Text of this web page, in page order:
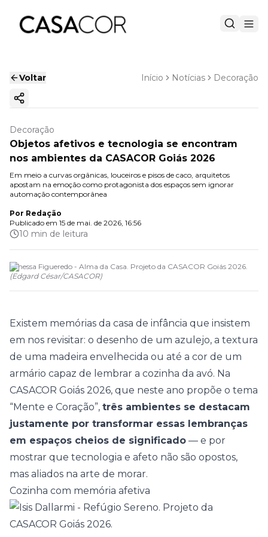
Voltar Início Notícias Decoração
Copiar link
Decoração
Objetos afetivos e tecnologia se encontram
nos ambientes da CASACOR Goiás 2026
Em meio a curvas orgânicas, louceiros e pisos de caco, arquitetos
apostam na emoção como protagonista dos espaços sem ignorar
automação contemporânea
Por Redação
Publicado em 15 de mai. de 2026, 16:56
10 min de leitura
Vanessa Figueredo - Alma da Casa. Projeto da CASACOR Goiás 2026.
(Edgard César/CASACOR)
Existem memórias da casa de infância que insistem
em nos revisitar: o desenho de um azulejo, a textura
de uma madeira envelhecida ou até a cor de um
armário capaz de lembrar a cozinha da avó. Na
CASACOR Goiás 2026, que neste ano propõe o tema
“Mente e Coração”, três ambientes se destacam
justamente por transformar essas lembranças
em espaços cheios de significado — e por
mostrar que tecnologia e afeto não são opostos,
mas aliados na arte de morar.
Cozinha com memória afetiva